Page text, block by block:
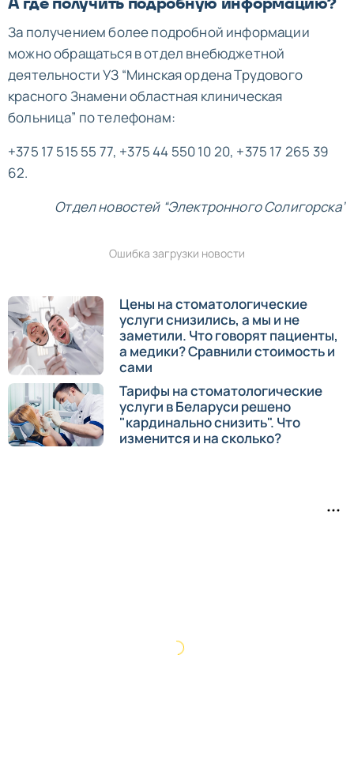
За получением более подробной информации
можно обращаться в отдел внебюджетной
деятельности УЗ “Минская ордена Трудового
красного Знамени областная клиническая
больница” по телефонам:
+375 17 515 55 77, +375 44 550 10 20, +375 17 265 39
62.
Отдел новостей “Электронного Солигорска”
Ошибка загрузки новости
Цены на стоматологические
услуги снизились, а мы и не
заметили. Что говорят пациенты,
а медики? Сравнили стоимость и
сами
Тарифы на стоматологические
услуги в Беларуси решено
"кардинально снизить". Что
изменится и на сколько?